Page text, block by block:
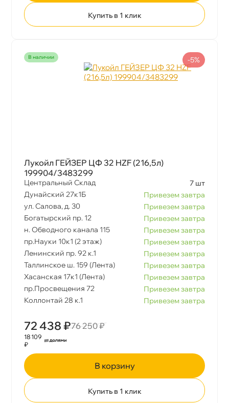
Купить в 1 клик
наличии
Лукойл ГЕЙЗЕР ЦФ 32 HZF (216,5л)
199904/3483299
Центральный Склад
7 шт
Дунайский 27к1Б
Привезем завтра
ул. Салова, д. 30
Привезем завтра
Богатырский пр. 12
Привезем завтра
н. Обводного канала 115
Привезем завтра
пр.Науки 10к1 (2 этаж)
Привезем завтра
Ленинский пр. 92 к.1
Привезем завтра
Таллинское ш. 159 (Лента)
Привезем завтра
Хасанская 17к1 (Лента)
Привезем завтра
пр.Просвещения 72
Привезем завтра
Коллонтай 28 к.1
Привезем завтра
72 438 ₽76 250 ₽
-5%
18 109
₽
корзину
Купить в 1 клик